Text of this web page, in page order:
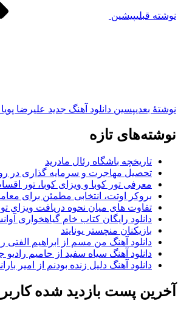
نوشته قبلیپیشین
نوشته‌ٔ بعدیپسین دانلود آهنگ جدید علیرضا
نوشته‌های تازه
تاریخچه باشگاه رئال مادرید
تحصیل مهاجرت و سرمایه گذاری در
معرفی تور کوبا و ویزای کوبا، تور
بروکر اوتت، انتخابی مطمئن برای
تفاوت های میان نحوه دریافت ویزای
دانلود رایگان کتاب خام گیاهخواری
بازیکنان منچستر یونایتد
دانلود آهنگ من مسم از ابراهیم الفتی
دانلود آهنگ سیاه سفید از حامیم رادیو
دانلود آهنگ دلیل زنده بودنم از امیر
آخرین پست بازدید شده